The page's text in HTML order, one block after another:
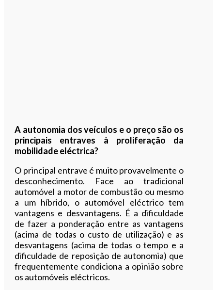
A autonomia dos veículos e o preço são os
principais entraves à proliferação da
mobilidade eléctrica?
O principal entrave é muito provavelmente o
desconhecimento. Face ao tradicional
automóvel a motor de combustão ou mesmo
a um híbrido, o automóvel eléctrico tem
vantagens e desvantagens. É a dificuldade
de fazer a ponderação entre as vantagens
(acima de todas o custo de utilização) e as
desvantagens (acima de todas o tempo e a
dificuldade de reposição de autonomia) que
frequentemente condiciona a opinião sobre
os automóveis eléctricos.